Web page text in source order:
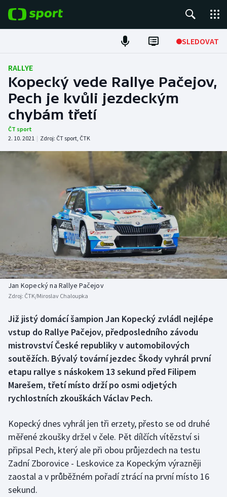
SLEDOVAT
Fotbal
Hokej
Tenis
Atletika
Americký fotbal
Baseball a softbal
Basketbal
Biatlon
Box
Curling
Dostihy
Futsal
Golf
Gymnastika
NEPŘEHLÉDNĚTE
Soutěže
Historické návraty
Aplikace ČT sport
RALLYE
Kopecký vede Rallye Pačejov,
Pech je kvůli jezdeckým
chybám třetí
ČT sport
2. 10. 2021 | Zdroj: ČT sport, ČTK
Jan Kopecký na Rallye Pačejov
Zdroj: ČTK/Miroslav Chaloupka
Již jistý domácí šampion Jan Kopecký zvládl nejlépe
vstup do Rallye Pačejov, předposledního závodu
mistrovství České republiky v automobilových
soutěžích. Bývalý tovární jezdec Škody vyhrál první
etapu rallye s náskokem 13 sekund před Filipem
Marešem, třetí místo drží po osmi odjetých
rychlostních zkouškách Václav Pech.
Kopecký dnes vyhrál jen tři erzety, přesto se od druhé
měřené zkoušky držel v čele. Pět dílčích vítězství si
připsal Pech, který ale při obou průjezdech na testu
Zadní Zborovice - Leskovice za Kopeckým výrazněji
zaostal a v průběžném pořadí ztrácí na první místo 16
sekund.